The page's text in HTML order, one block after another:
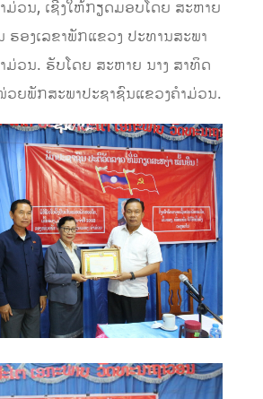
ມ່ວນ, ເຊີ່ງໃຫ້ກຽດມອບໂດຍ ສະຫາຍ
ອງເລຂາພັກແຂວງ ປະທານສະພາ
ມ່ວນ. ຮັບໂດຍ ສະຫາຍ ນາງ ສາທິດ
ວຍພັກສະພາປະຊາຊົນແຂວງຄໍາມ່ວນ.